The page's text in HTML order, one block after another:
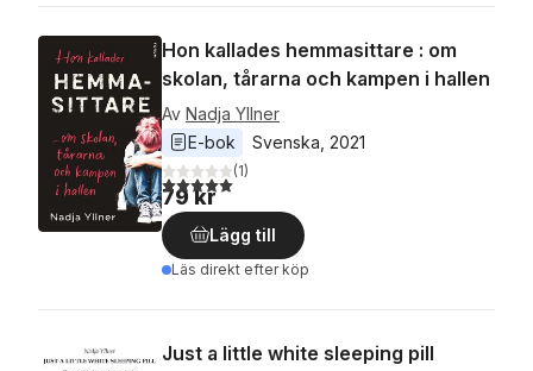
Hon kallades hemmasittare : om
skolan, tårarna och kampen i hallen
Av Nadja Yllner
E-bok
Svenska 2021
5,0utav 5 stjärnor. Totalt antal röster:
(1)
79 kr
Lägg till
Läs direkt efter köp
Just a little white sleeping pill